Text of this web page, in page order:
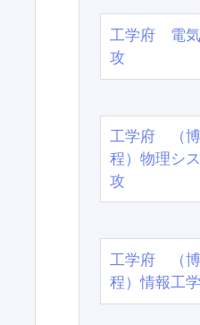
工学府 電気
攻
工学府 （博
程）物理シ
攻
工学府 （博
程）情報工